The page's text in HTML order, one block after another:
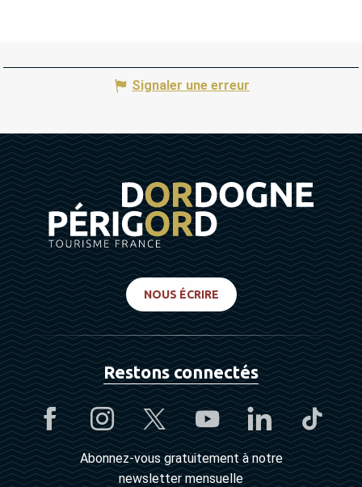
Signaler une erreur
NOUS ÉCRIRE
Restons connectés
Abonnez-vous gratuitement à notre
newsletter mensuelle